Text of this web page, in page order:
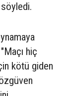
hiç
kötü giden